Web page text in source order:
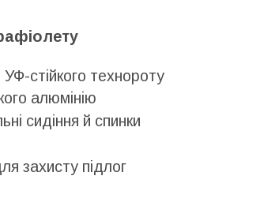
стійкого технороту
алюмінію
сидіння й спинки
захисту підлог